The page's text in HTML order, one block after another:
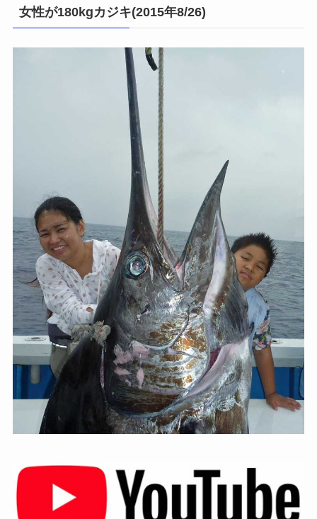
女性が180kgカジキ(2015年8/26)